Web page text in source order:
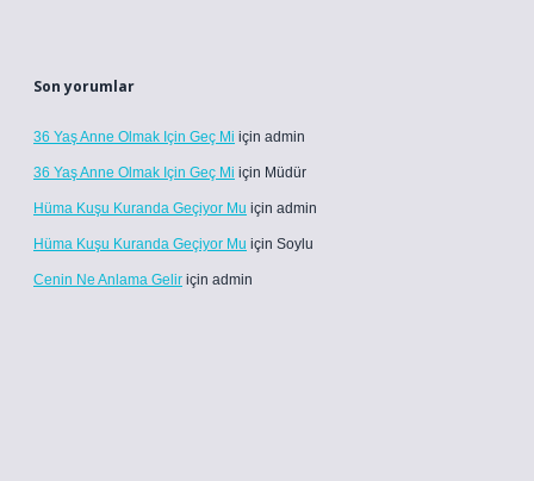
Son yorumlar
36 Yaş Anne Olmak Için Geç Mi için admin
36 Yaş Anne Olmak Için Geç Mi için Müdür
Hüma Kuşu Kuranda Geçiyor Mu için admin
Hüma Kuşu Kuranda Geçiyor Mu için Soylu
Cenin Ne Anlama Gelir için admin